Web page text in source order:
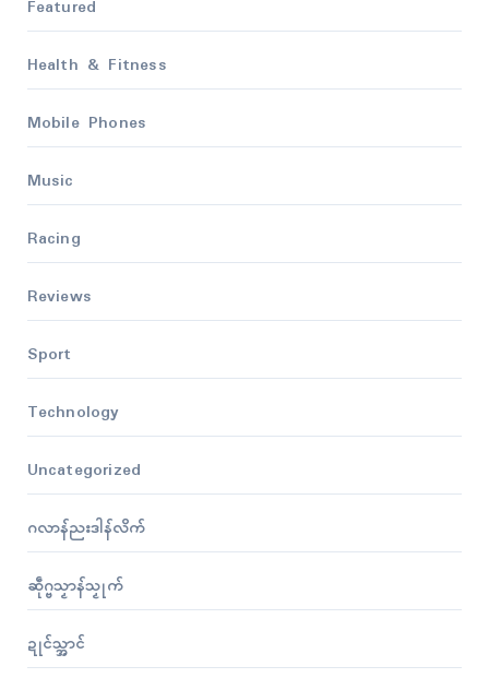
Featured
Health & Fitness
Mobile Phones
Music
Racing
Reviews
Sport
Technology
Uncategorized
ဂလာန်ညးဒါန်လိက်
ဆဵုဂ္ဗသၟာန်သၟုက်
ဍုၚ်သ္အာၚ်